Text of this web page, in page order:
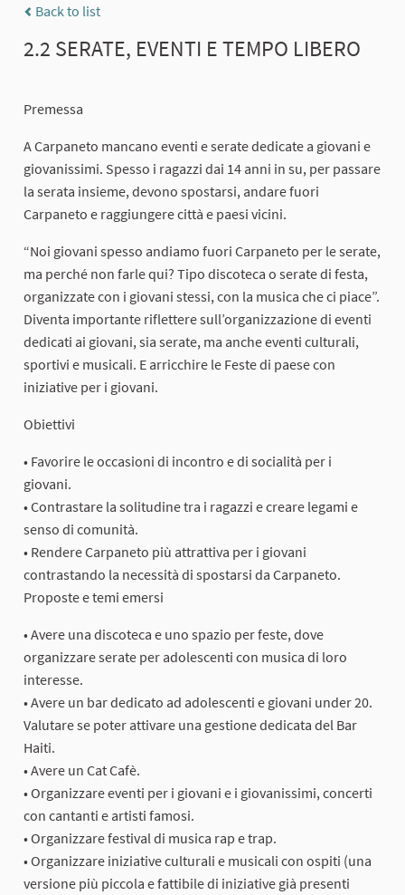
Back to list
2.2 SERATE, EVENTI E TEMPO LIBERO
Premessa
A Carpaneto mancano eventi e serate dedicate a giovani e
giovanissimi. Spesso i ragazzi dai 14 anni in su, per passare
la serata insieme, devono spostarsi, andare fuori
Carpaneto e raggiungere città e paesi vicini.
“Noi giovani spesso andiamo fuori Carpaneto per le serate,
ma perché non farle qui? Tipo discoteca o serate di festa,
organizzate con i giovani stessi, con la musica che ci piace”.
Diventa importante riflettere sull’organizzazione di eventi
dedicati ai giovani, sia serate, ma anche eventi culturali,
sportivi e musicali. E arricchire le Feste di paese con
iniziative per i giovani.
Obiettivi
• Favorire le occasioni di incontro e di socialità per i
giovani.
• Contrastare la solitudine tra i ragazzi e creare legami e
senso di comunità.
• Rendere Carpaneto più attrattiva per i giovani
contrastando la necessità di spostarsi da Carpaneto.
Proposte e temi emersi
• Avere una discoteca e uno spazio per feste, dove
organizzare serate per adolescenti con musica di loro
interesse.
• Avere un bar dedicato ad adolescenti e giovani under 20.
Valutare se poter attivare una gestione dedicata del Bar
Haiti.
• Avere un Cat Cafè.
• Organizzare eventi per i giovani e i giovanissimi, concerti
con cantanti e artisti famosi.
• Organizzare festival di musica rap e trap.
• Organizzare iniziative culturali e musicali con ospiti (una
versione più piccola e fattibile di iniziative già presenti